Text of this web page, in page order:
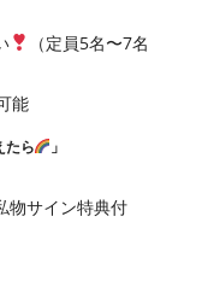
（定員5名〜7名
能
たら 」
物サイン特典付